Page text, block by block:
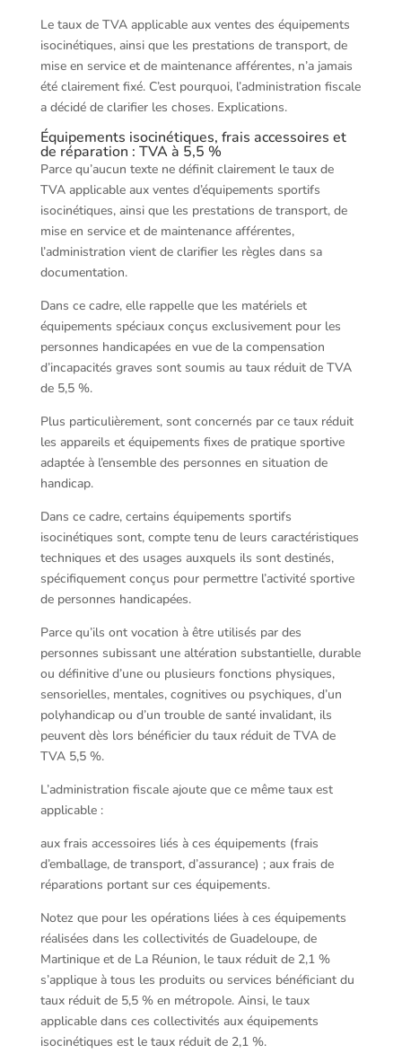
Le taux de TVA applicable aux ventes des équipements
isocinétiques, ainsi que les prestations de transport, de
mise en service et de maintenance afférentes, n’a jamais
été clairement fixé. C’est pourquoi, l’administration fiscale
a décidé de clarifier les choses. Explications.
Équipements isocinétiques, frais accessoires et
de réparation : TVA à 5,5 %
Parce qu’aucun texte ne définit clairement le taux de
TVA applicable aux ventes d’équipements sportifs
isocinétiques, ainsi que les prestations de transport, de
mise en service et de maintenance afférentes,
l’administration vient de clarifier les règles dans sa
documentation.
Dans ce cadre, elle rappelle que les matériels et
équipements spéciaux conçus exclusivement pour les
personnes handicapées en vue de la compensation
d’incapacités graves sont soumis au taux réduit de TVA
de 5,5 %.
Plus particulièrement, sont concernés par ce taux réduit
les appareils et équipements fixes de pratique sportive
adaptée à l’ensemble des personnes en situation de
handicap.
Dans ce cadre, certains équipements sportifs
isocinétiques sont, compte tenu de leurs caractéristiques
techniques et des usages auxquels ils sont destinés,
spécifiquement conçus pour permettre l’activité sportive
de personnes handicapées.
Parce qu’ils ont vocation à être utilisés par des
personnes subissant une altération substantielle, durable
ou définitive d’une ou plusieurs fonctions physiques,
sensorielles, mentales, cognitives ou psychiques, d’un
polyhandicap ou d’un trouble de santé invalidant, ils
peuvent dès lors bénéficier du taux réduit de TVA de
TVA 5,5 %.
L’administration fiscale ajoute que ce même taux est
applicable :
aux frais accessoires liés à ces équipements (frais
d’emballage, de transport, d’assurance) ; aux frais de
réparations portant sur ces équipements.
Notez que pour les opérations liées à ces équipements
réalisées dans les collectivités de Guadeloupe, de
Martinique et de La Réunion, le taux réduit de 2,1 %
s’applique à tous les produits ou services bénéficiant du
taux réduit de 5,5 % en métropole. Ainsi, le taux
applicable dans ces collectivités aux équipements
isocinétiques est le taux réduit de 2,1 %.